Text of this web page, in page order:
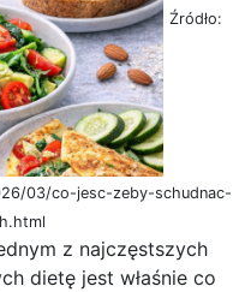
Źródło:
03/co-jesc-zeby-schudnac-
z najczęstszych
dietę jest właśnie co